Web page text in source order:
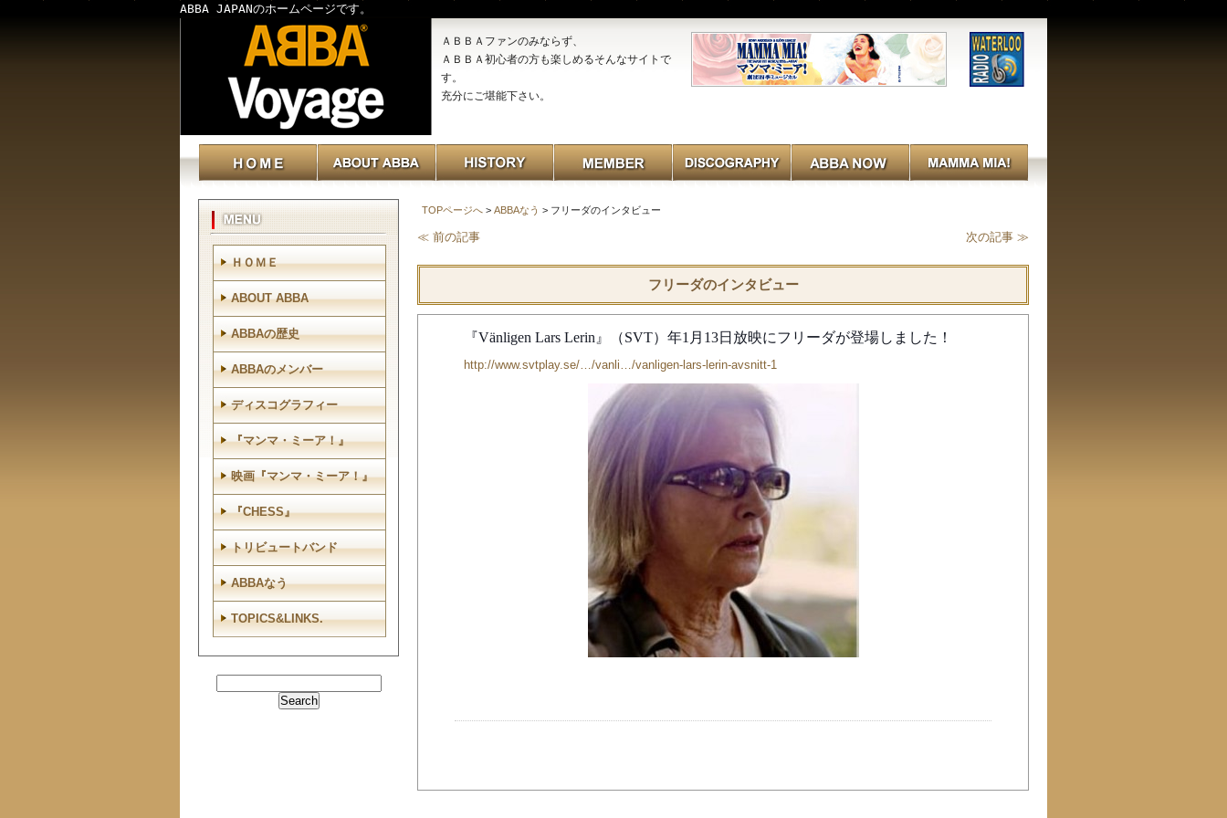
ABBA JAPANのホームページです。
ＡＢＢＡファンのみならず、
ＡＢＢＡ初心者の方も楽しめるそんなサイトで
す。
充分にご堪能下さい。
TOPページへ > ABBAなう > フリーダのインタビュー
≪ 前の記事 次の記事 ≫
フリーダのインタビュー
『Vänligen Lars Lerin』（SVT） 年1 月 13日放映にフリーダが登場しました！
http://www.svtplay.se/…/vanli…/vanligen-lars-lerin-avsnitt-1
ＨＯＭＥ
ABOUT ABBA
ABBAの歴史
ABBAのメンバー
ディスコグラフィー
『マンマ・ミーア！』
映画『マンマ・ミーア！』
『CHESS』
トリビュートバンド
ABBAなう
TOPICS&LINKS.